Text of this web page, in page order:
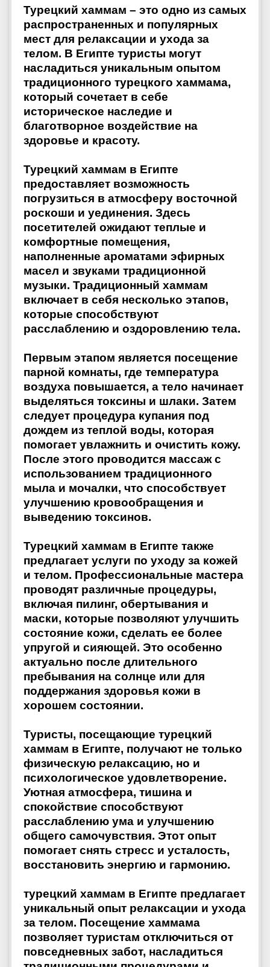
Турецкий хаммам – это одно из самых
распространенных и популярных
мест для релаксации и ухода за
телом. В Египте туристы могут
насладиться уникальным опытом
традиционного турецкого хаммама,
который сочетает в себе
историческое наследие и
благотворное воздействие на
здоровье и красоту.
Турецкий хаммам в Египте
предоставляет возможность
погрузиться в атмосферу восточной
роскоши и уединения. Здесь
посетителей ожидают теплые и
комфортные помещения,
наполненные ароматами эфирных
масел и звуками традиционной
музыки. Традиционный хаммам
включает в себя несколько этапов,
которые способствуют
расслаблению и оздоровлению тела.
Первым этапом является посещение
парной комнаты, где температура
воздуха повышается, а тело начинает
выделяться токсины и шлаки. Затем
следует процедура купания под
дождем из теплой воды, которая
помогает увлажнить и очистить кожу.
После этого проводится массаж с
использованием традиционного
мыла и мочалки, что способствует
улучшению кровообращения и
выведению токсинов.
Турецкий хаммам в Египте также
предлагает услуги по уходу за кожей
и телом. Профессиональные мастера
проводят различные процедуры,
включая пилинг, обертывания и
маски, которые позволяют улучшить
состояние кожи, сделать ее более
упругой и сияющей. Это особенно
актуально после длительного
пребывания на солнце или для
поддержания здоровья кожи в
хорошем состоянии.
Туристы, посещающие турецкий
хаммам в Египте, получают не только
физическую релаксацию, но и
психологическое удовлетворение.
Уютная атмосфера, тишина и
спокойствие способствуют
расслаблению ума и улучшению
общего самочувствия. Этот опыт
помогает снять стресс и усталость,
восстановить энергию и гармонию.
турецкий хаммам в Египте предлагает
уникальный опыт релаксации и ухода
за телом. Посещение хаммама
позволяет туристам отключиться от
повседневных забот, насладиться